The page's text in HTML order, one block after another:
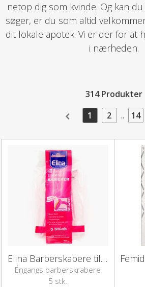
netop dig som kvinde. Og kan
søger, er du som altid
dit lokale apotek. Vi er der for at
i nærheden.
314 Produkter
1
2 .. 14
Elina Barberskabere til kvinder (2-blads)
Éngangs barberskrabere
5 stk.